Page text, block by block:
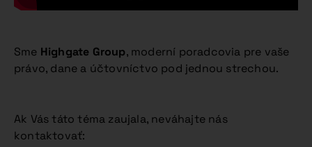
Sme Highgate Group, moderní poradcovia pre vaše
právo, dane a účtovníctvo pod jednou strechou.
Ak Vás táto téma zaujala, neváhajte nás
kontaktovať: